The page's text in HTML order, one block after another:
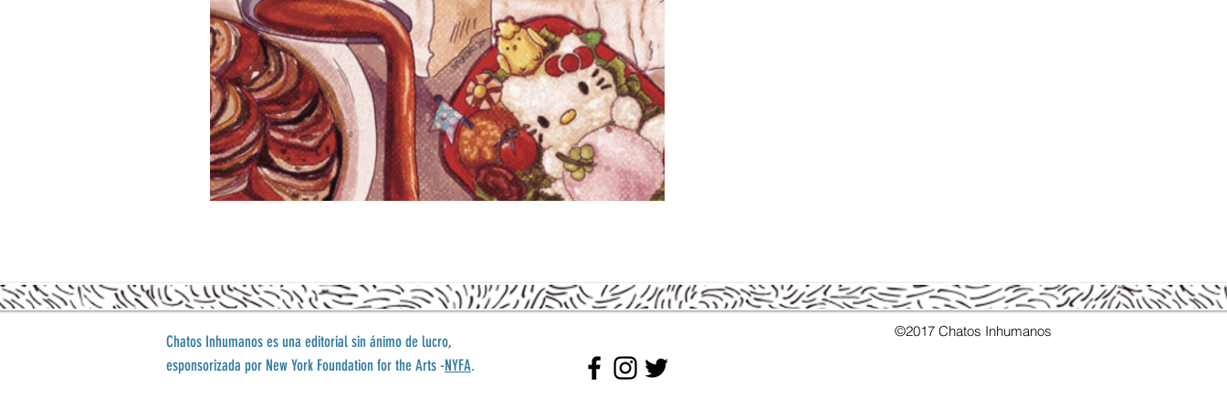
Chatos Inhumanos es una editorial sin ánimo de lucro,
esponsorizada por New York Foundation for the Arts -NYFA.
©2017 Chatos Inhumanos